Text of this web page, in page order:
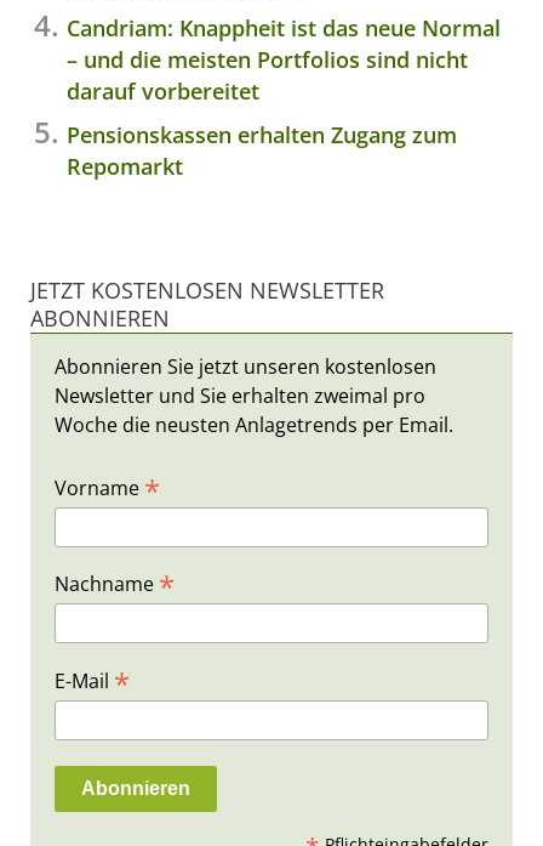
Candriam: Knappheit ist das neue Normal
– und die meisten Portfolios sind nicht
darauf vorbereitet
Pensionskassen erhalten Zugang zum
Repomarkt
JETZT KOSTENLOSEN NEWSLETTER
ABONNIEREN
Abonnieren Sie jetzt unseren kostenlosen
Newsletter und Sie erhalten zweimal pro
Woche die neusten Anlagetrends per Email.
Vorname *
Nachname *
E-Mail *